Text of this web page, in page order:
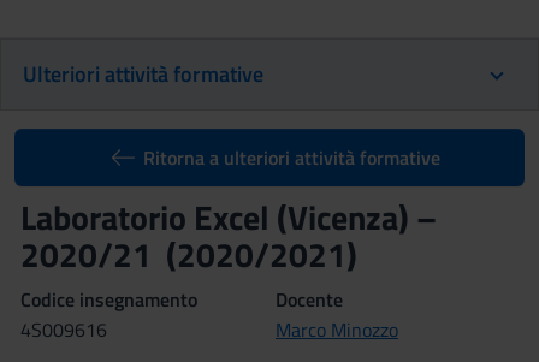
Ulteriori attività formative
Ritorna a ulteriori attività formative
Laboratorio Excel (Vicenza) –
2020/21 (2020/2021)
Codice insegnamento
4S009616
Docente
Marco Minozzo